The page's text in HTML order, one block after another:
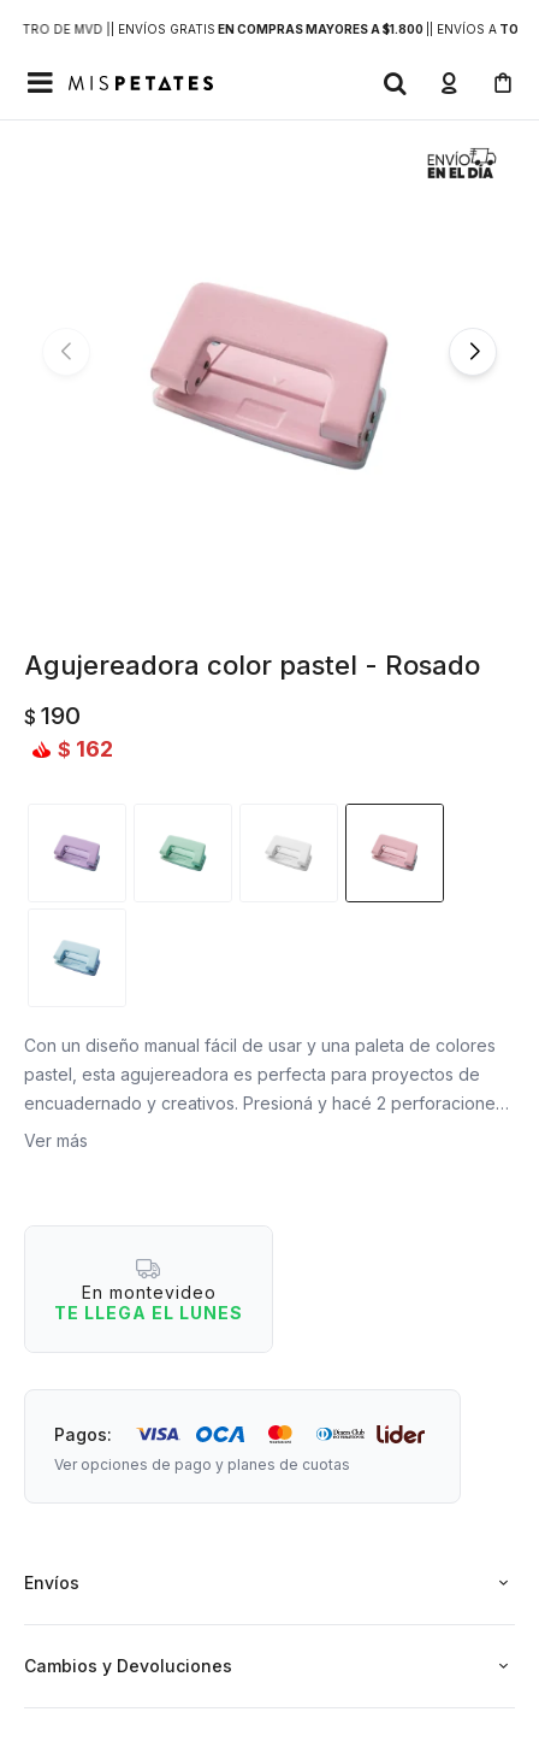
DE MVD | | ENVÍOS GRATIS EN COMPRAS MAYORES A $1.800 | ENVÍOS ATODO

Agujereadora color pastel - Rosado
$ 190
$ 162
Con un diseño manual fácil de usar y una paleta de colores
pastel, esta agujereadora es perfecta para proyectos de
encuadernado y creativos. Presioná y hacé 2 perforaciones
circulares en tus hojas. Cada orificio es de 5,5 mm y tienen
Ver más
En montevideo
TE LLEGA EL LUNES
Pagos:
Ver opciones de pago y planes de cuotas
Envíos
Cambios y Devoluciones